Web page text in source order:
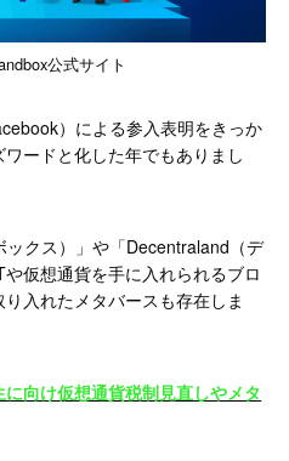
公式サイト
）による参入表明をきっか
ードと化した年でもありまし
ックス）」や「Decentraland（デ
仮想通貨を手に入れられるブロ
入れたメタバースも存在しま
向け仮想通貨税制見直しやメタ